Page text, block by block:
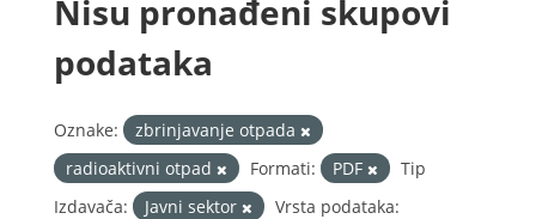
Nisu pronađeni skupovi
podataka
Oznake:
zbrinjavanje otpada
radioaktivni otpad
Formati: PDF
Tip
Izdavača:
Javni sektor
Vrsta podataka: